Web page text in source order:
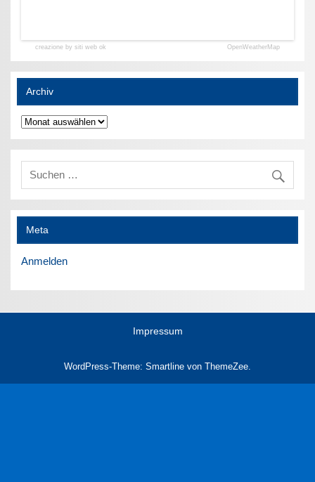
creazione by siti web ok OpenWeatherMap
Archiv
Archiv
Meta
Anmelden
Impressum
WordPress-Theme: Smartline von ThemeZee.